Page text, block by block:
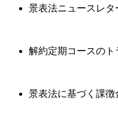
景表法ニュースレ
解約定期コースのト
景表法に基づく課徴